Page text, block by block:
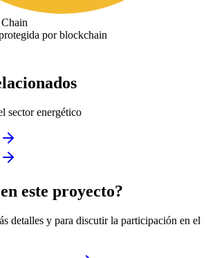
por blockchain
sector energético
este proyecto?
detalles y para discutir la participación en el